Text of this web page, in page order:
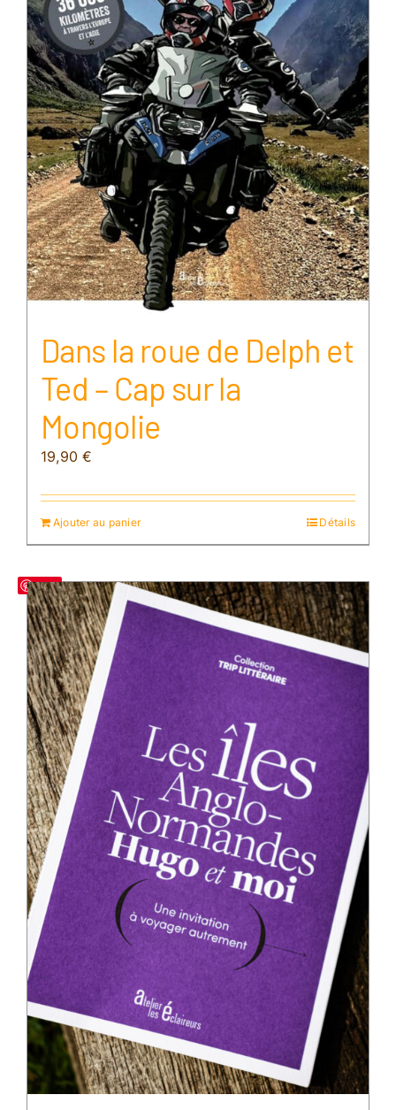
Dans la roue de Delph et
Ted – Cap sur la
Mongolie
19,90€
Ajouter au panier Détails
Save